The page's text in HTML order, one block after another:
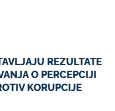
REZULTATE
O PERCEPCIJI
KORUPCIJE